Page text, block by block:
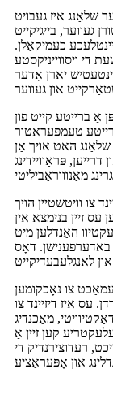
שלאַנג איז געבויט
געווער, בייגיקייט
כעמיקאַלן.
די ויסווייניקסטע
יאַרן אָדער
אַ ברייטע קייט פון
טעמפּעראַטור
שלאַנג האט אויך אַן
פּראַוויידינג
צו וויטשטיין הויך
עס זיין בנימצא אין
האַנדלען מיט
דאָס
צו נאָכקומען
עס איז דיזיינד צו
מאַכנדיג
קען זיין אַ
רעדוצירנדיק די